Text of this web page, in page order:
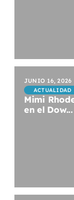
JUNIO 16, 2026
ACTUALIDAD
Mimi
en el Dow...